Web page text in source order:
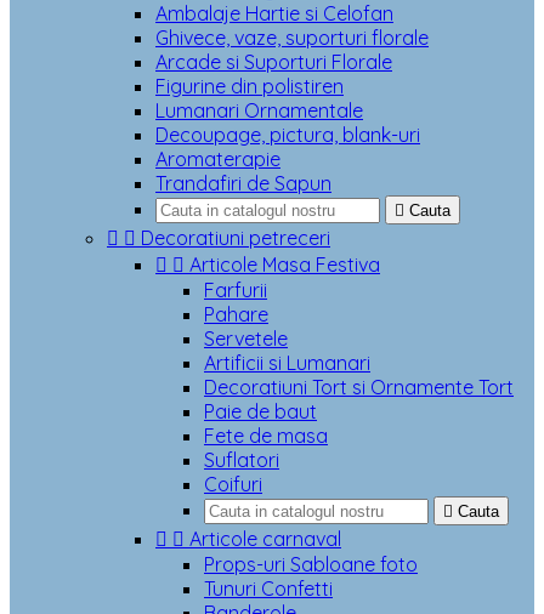
Ambalaje Hartie si Celofan
Ghivece, vaze, suporturi florale
Arcade si Suporturi Florale
Figurine din polistiren
Lumanari Ornamentale
Decoupage, pictura, blank-uri
Aromaterapie
Trandafiri de Sapun
 Cauta
  Decoratiuni petreceri
  Articole Masa Festiva
Farfurii
Pahare
Servetele
Artificii si Lumanari
Decoratiuni Tort si Ornamente Tort
Paie de baut
Fete de masa
Suflatori
Coifuri
 Cauta
  Articole carnaval
Props-uri Sabloane foto
Tunuri Confetti